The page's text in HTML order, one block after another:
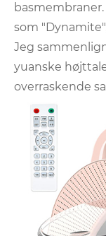
som
Jeg
yuanske
overraskende